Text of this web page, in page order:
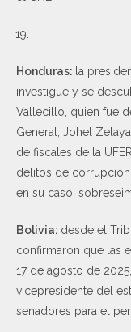
Honduras: la
investigue y se
Vallecillo, quien fue
General, Johel
de fiscales de la
delitos de
en su caso,
Bolivia: desde el
confirmaron que las
17 de agosto de
vicepresidente del
senadores para el